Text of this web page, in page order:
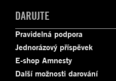
DARUJTE
Pravidelná podpora
Jednorázový příspěvek
E-shop Amnesty
Další možnosti darování